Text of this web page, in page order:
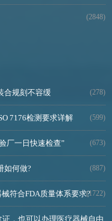
(2848)
合规刻不容缓 (278)
7176检测要求详解 (599)
厂一日快速检查” (673)
如何做? (887)
符合FDA质量体系要求?(1722)
，也可以办理医疗器械自由